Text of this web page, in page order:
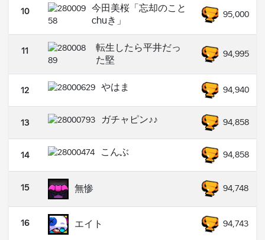
10
今田美桜「忘却のこと
chuき」
95,000
11
転生したら平井だっ
た堅
94,995
12 やはま 94,940
13 ガチャピン♪♪ 94,858
14 こんぶ 94,858
15 無惨 94,748
16 エイト 94,743